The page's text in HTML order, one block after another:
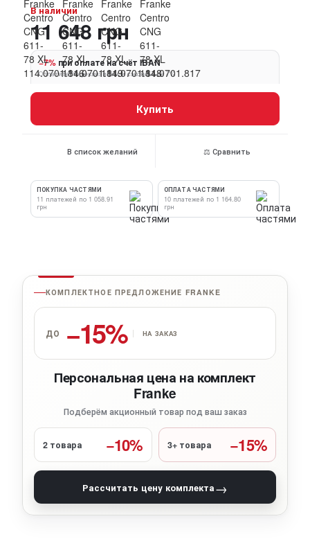
В наличии
11 648 грн
−7% при оплате на счёт IBAN
Оплатите по реквизитам и сэкономьте 7%
Купить
В список желаний ⚖ Сравнить
ПОКУПКА ЧАСТЯМИ
11 платежей по 1 058.91
грн
ОПЛАТА ЧАСТЯМИ
10 платежей по 1 164.80
грн
КОМПЛЕКТНОЕ ПРЕДЛОЖЕНИЕ FRANKE
ДО −15% НА ЗАКАЗ
Персональная цена на комплект
Franke
Подберём акционный товар под ваш заказ
2 товара −10% 3+ товара −15%
Рассчитать цену комплекта→